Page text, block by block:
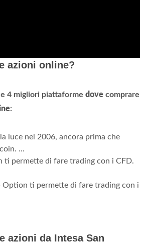
azioni online?
4 migliori piattaforme dove comprare
:
luce nel 2006, ancora prima che
...
ti permette di fare trading con i CFD.
Option ti permette di fare trading con i
azioni da Intesa San